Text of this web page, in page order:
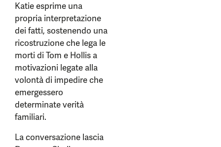
Katie esprime una
propria interpretazione
dei fatti, sostenendo una
ricostruzione che lega le
morti di Tom e Hollis a
motivazioni legate alla
volontà di impedire che
emergessero
determinate verità
familiari.
La conversazione lascia